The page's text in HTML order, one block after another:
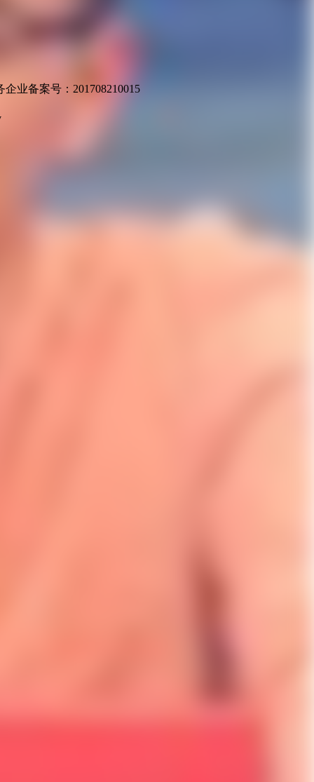
业备案号：201708210015